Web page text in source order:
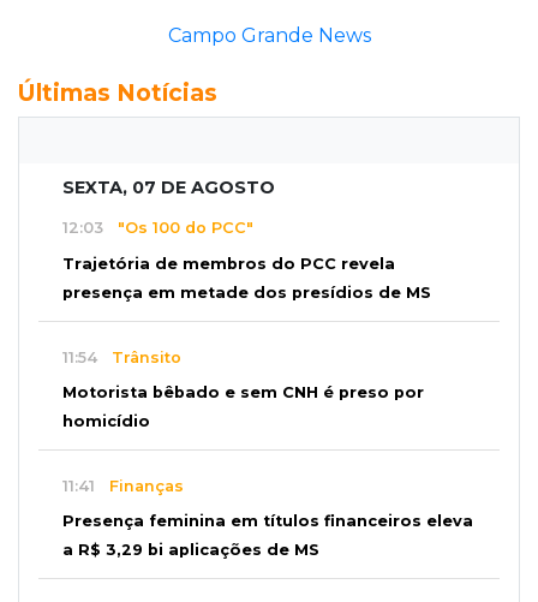
Campo Grande News
Últimas Notícias
SEXTA, 07 DE AGOSTO
12:03 "Os 100 do PCC"
Trajetória de membros do PCC revela
presença em metade dos presídios de MS
11:54 Trânsito
Motorista bêbado e sem CNH é preso por
homicídio
11:41 Finanças
Presença feminina em títulos financeiros eleva
a R$ 3,29 bi aplicações de MS